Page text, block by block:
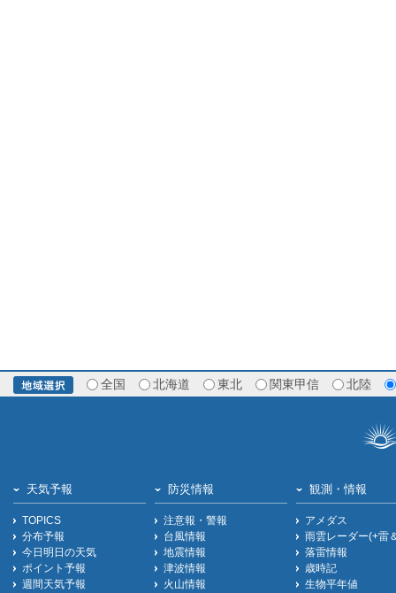
全国 北海道 東北 関東甲信 北陸
天気予報
TOPICS
分布予報
今日明日の天気
ポイント予報
週間天気予報
防災情報
注意報・警報
台風情報
地震情報
津波情報
火山情報
観測・情報
アメダス
雨雲レーダー(+雷
落雷情報
歳時記
生物平年値